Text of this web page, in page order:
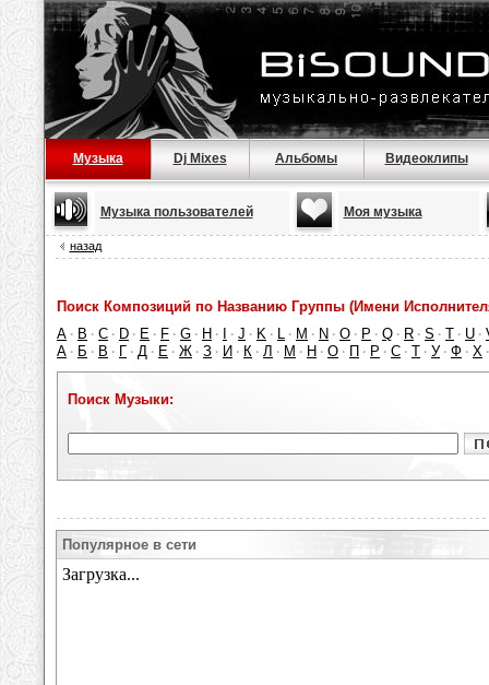
Музыка Dj Mixes Альбомы Видеоклипы
Музыка пользователей Моя музыка
назад
Поиск Композиций по Названию Группы (Имени
A · B · C · D · E · F · G · H · · J · K · L · M · N · O · P · Q · R · S · T · U ·
А · Б · В · Г · Д · Е · Ж · З · И · К · Л · М · Н · О · П · Р · С · Т · У · Ф · Х
Поиск Музыки:
Популярное в сети